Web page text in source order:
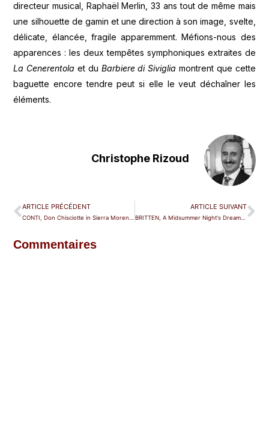
directeur musical, Raphaël Merlin, 33 ans tout de même mais
une silhouette de gamin et une direction à son image, svelte,
délicate, élancée, fragile apparemment. Méfions-nous des
apparences : les deux tempêtes symphoniques extraites de
La Cenerentola et du Barbiere di Siviglia montrent que cette
baguette encore tendre peut si elle le veut déchaîner les
éléments.
Christophe Rizoud
ARTICLE PRÉCÉDENT ARTICLE SUIVANT
BRITTEN, A Midsummer Night's Dream — Genève
Commentaires